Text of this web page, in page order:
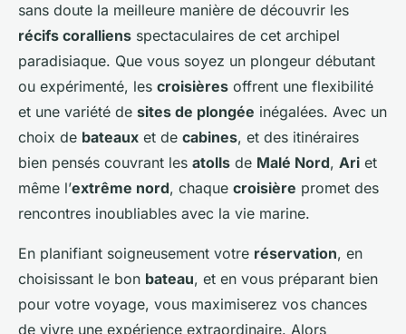
sans doute la meilleure manière de découvrir les
récifs coralliens spectaculaires de cet archipel
paradisiaque. Que vous soyez un plongeur débutant
ou expérimenté, les croisières offrent une flexibilité
et une variété de sites de plongée inégalées. Avec un
choix de bateaux et de cabines, et des itinéraires
bien pensés couvrant les atolls de Malé Nord, Ari et
même l’extrême nord, chaque croisière promet des
rencontres inoubliables avec la vie marine.
En planifiant soigneusement votre réservation, en
choisissant le bon bateau, et en vous préparant bien
pour votre voyage, vous maximiserez vos chances
de vivre une expérience extraordinaire. Alors